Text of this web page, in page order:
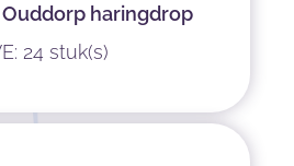
haringdrop
24 stuk(s)